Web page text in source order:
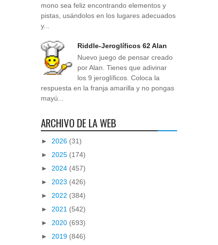
mono sea feliz encontrando elementos y
pistas, usándolos en los lugares adecuados
y...
Riddle-Jeroglíficos 62 Alan
Nuevo juego de pensar creado
por Alan. Tienes que adivinar
los 9 jeroglíficos. Coloca la
respuesta en la franja amarilla y no pongas
mayú...
ARCHIVO DE LA WEB
► 2026 (31)
► 2025 (174)
► 2024 (457)
► 2023 (426)
► 2022 (384)
► 2021 (542)
► 2020 (693)
► 2019 (846)